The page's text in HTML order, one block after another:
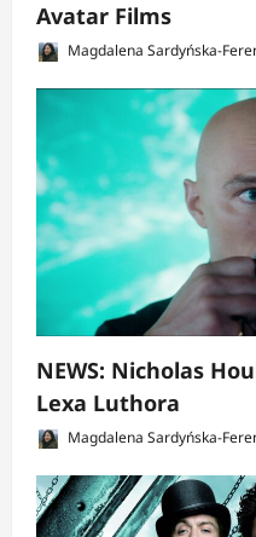
Avatar Films
Magdalena Sardyńska-
NEWS: Nicholas
Lexa Luthora
Magdalena Sardyńska-